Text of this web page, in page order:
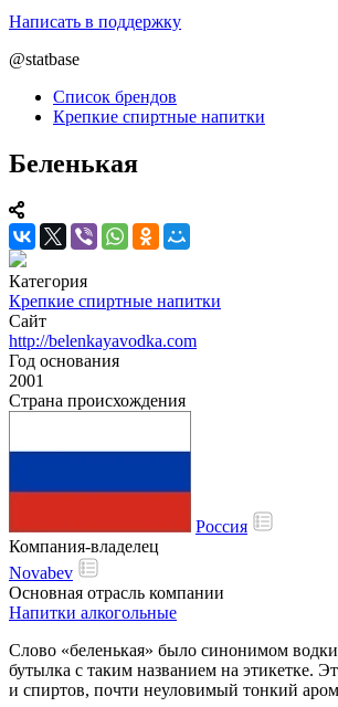
Написать в поддержку
@statbase
Список брендов
Крепкие спиртные напитки
Беленькая
Категория
Крепкие спиртные напитки
Сайт
http://belenkayavodka.com
Год основания
2001
Страна происхождения
Россия
Компания-владелец
Novabev
Основная отрасль компании
Напитки алкогольные
Слово «беленькая» было синонимом
бутылка с таким названием на этикетке.
и спиртов, почти неуловимый тонкий